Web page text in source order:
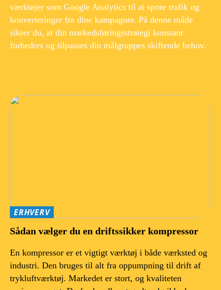
værktøjer som Google Analytics til at spore trafik og
konverteringer fra dine kampagner. På denne måde
sikrer du, at din markedsføringsstrategi konstant
forbedres og tilpasses din målgruppes skiftende behov.
ERHVERV
Sådan vælger du en driftssikker kompressor
En kompressor er et vigtigt værktøj i både værksted og
industri. Den bruges til alt fra oppumpning til drift af
trykluftværktøj. Markedet er stort, og kvaliteten